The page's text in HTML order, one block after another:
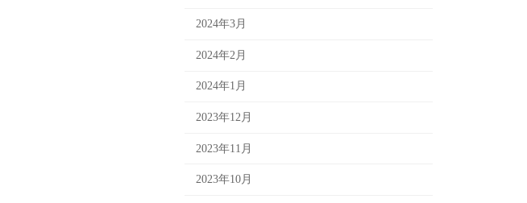
2024年3月
2024年2月
2024年1月
2023年12月
2023年11月
2023年10月